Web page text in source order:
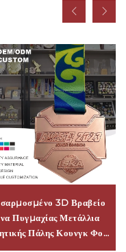
3D Βραβείο
Πυγμαχίας Μετάλλια
Πάλης Κουνγκ Φού